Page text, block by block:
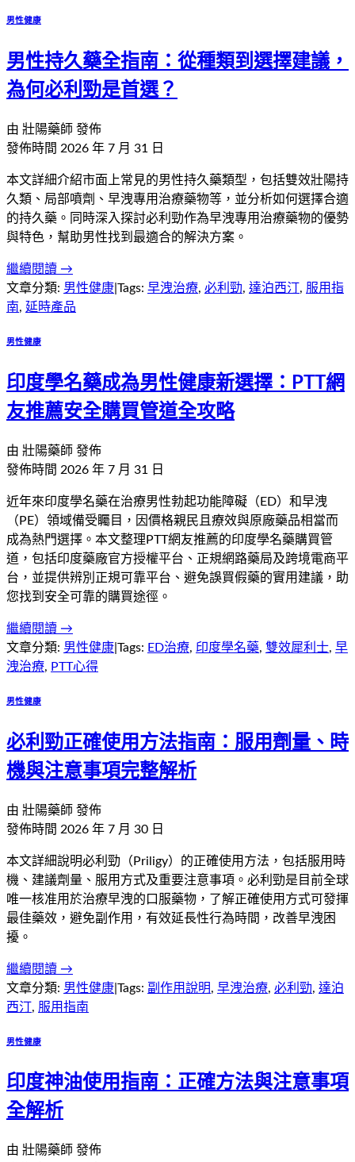
男性健康
男性持久藥全指南：從種類到選擇建議，
為何必利勁是首選？
由 壯陽藥師 發佈
發佈時間 2026 年 7 月 31 日
本文詳細介紹市面上常見的男性持久藥類型，包括雙效壯陽持
久類、局部噴劑、早洩專用治療藥物等，並分析如何選擇合適
的持久藥。同時深入探討必利勁作為早洩專用治療藥物的優勢
與特色，幫助男性找到最適合的解決方案。
繼續閱讀 →
文章分類: 男性健康 Tags: 早洩治療, 必利勁, 達泊西汀 , 服用指
南, 延時產品
男性健康
印度學名藥成為男性健康新選擇：PTT網
友推薦安全購買管道全攻略
由 壯陽藥師 發佈
發佈時間 2026 年 7 月 31 日
近年來印度學名藥在治療男性勃起功能障礙（ED）和早洩
（PE）領域備受矚目，因價格親民且療效與原廠藥品相當而
成為熱門選擇。本文整理PTT網友推薦的印度學名藥購買管
道，包括印度藥廠官方授權平台、正規網路藥局及跨境電商平
台，並提供辨別正規可靠平台、避免誤買假藥的實用建議，助
您找到安全可靠的購買途徑。
繼續閱讀 →
文章分類: 男性健康 Tags: ED治療, 印度學名藥, 雙效犀利士, 早
洩治療, PTT心得
男性健康
必利勁正確使用方法指南：服用劑量、時
機與注意事項完整解析
由 壯陽藥師 發佈
發佈時間 2026 年 7 月 30 日
本文詳細說明必利勁（Priligy）的正確使用方法，包括服用時
機、建議劑量、服用方式及重要注意事項。必利勁是目前全球
唯一核准用於治療早洩的口服藥物，了解正確使用方式可發揮
最佳藥效，避免副作用，有效延長性行為時間，改善早洩困
擾。
繼續閱讀 →
文章分類: 男性健康 Tags: 副作用說明, 早洩治療, 必利勁, 達泊
西汀, 服用指南
男性健康
印度神油使用指南：正確方法與注意事項
全解析
由 壯陽藥師 發佈